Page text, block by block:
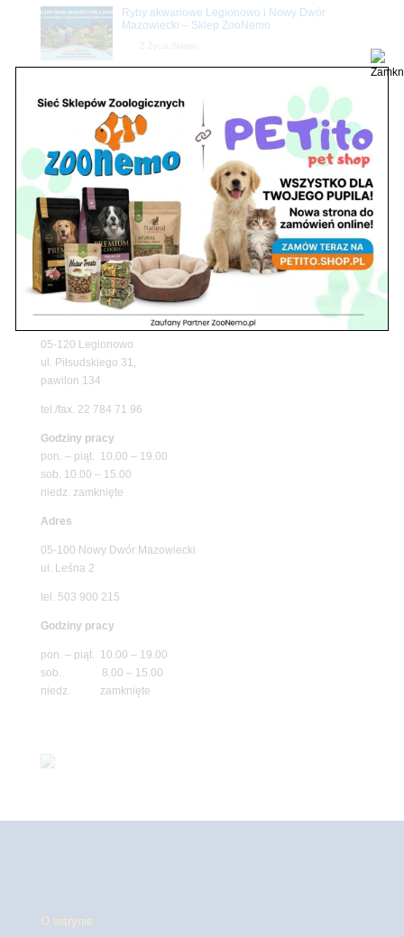
Ryby akwariowe Legionowo i Nowy Dwór
Mazowiecki – Sklep ZooNemo
Z Życia Sklepu
rośliny akwariowe w ZooNemo – Legionowo i
Nowy Dwór Mazowiecki
Promocje
Upały wracają! Zadbaj o komfort swojego pupila
z matami chłodzącymi ZooNemo
Z Życia Sklepu
Petito Pet Shop – Internetowy Sklep Zoologiczny
Online! Wszystko Dla Twojego Pupila | ZooNemo
Znajdź nas
05-120 Legionowo
ul. Piłsudskiego 31,
pawilon 134
tel./fax. 22 784 71 96
Godziny pracy
pon. – piąt. 10.00 – 19.00
sob. 10.00 – 15.00
niedz. zamknięte
Adres
05-100 Nowy Dwór Mazowiecki
ul. Leśna 2
tel. 503 900 215
Godziny pracy
pon. – piąt. 10.00 – 19.00
sob. 8.00 – 15.00
niedz. zamknięte
O witrynie